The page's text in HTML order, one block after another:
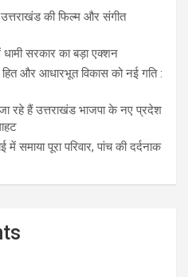
की फिल्म और संगीत
सरकार का बड़ा एक्शन
हित और आधारभूत विकास को नई गति :
रहे हैं उत्तराखंड भाजपा के नए प्रदेश
पूरा परिवार, पांच की दर्दनाक